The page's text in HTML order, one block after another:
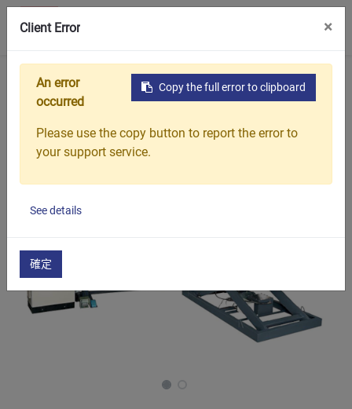
首頁 產品介紹 油壓剪床 自動化油壓剪床送
Client Error ×
Copy the full error to clipboard
An error
occurred
Please use the copy button to report the error to
your support service.
See details
確定